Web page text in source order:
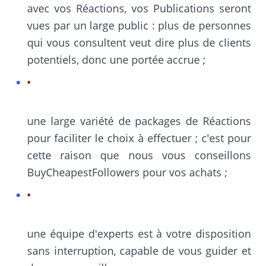
avec vos Réactions, vos Publications seront
vues par un large public : plus de personnes
qui vous consultent veut dire plus de clients
potentiels, donc une portée accrue ;
une large variété de packages de Réactions
pour faciliter le choix à effectuer ; c'est pour
cette raison que nous vous conseillons
BuyCheapestFollowers pour vos achats ;
une équipe d'experts est à votre disposition
sans interruption, capable de vous guider et